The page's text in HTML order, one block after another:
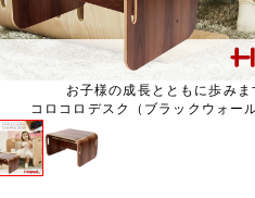
お子様の成長とともに歩みま
コロコロデスク（ブラックウォー